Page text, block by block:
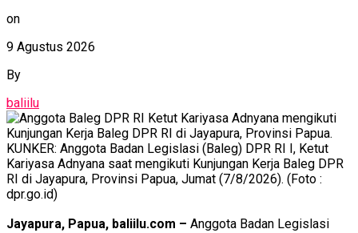
on
9 Agustus 2026
By
baliilu
KUNKER: Anggota Badan Legislasi (Baleg) DPR RI I, Ketut
Kariyasa Adnyana saat mengikuti Kunjungan Kerja Baleg DPR
RI di Jayapura, Provinsi Papua, Jumat (7/8/2026). (Foto :
dpr.go.id)
Jayapura, Papua, baliilu.com – Anggota Badan Legislasi